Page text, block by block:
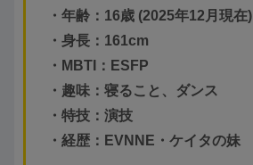
・年齢：16歳 (2025年12月現在)
・身長：161cm
・MBTI：ESFP
・趣味：寝ること、ダンス
・特技：演技
・経歴：EVNNE・ケイタの妹